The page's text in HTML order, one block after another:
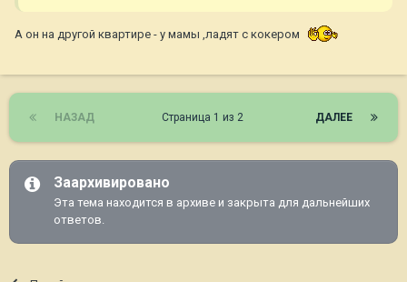
А он на другой квартире - у мамы ,ладят с кокером
НАЗАД ДАЛЕЕ
Страница 1 из 2
Заархивировано
Эта тема находится в архиве и закрыта для дальнейших
ответов.